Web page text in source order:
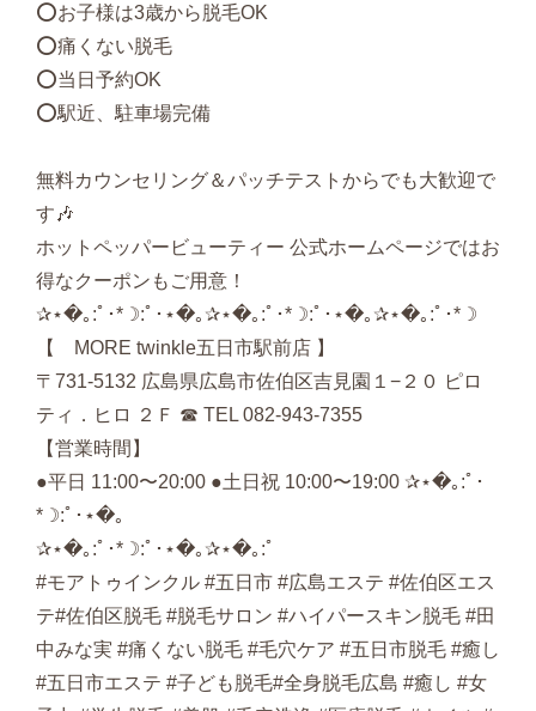
⭕️お子様は3歳から脱毛OK
⭕️痛くない脱毛
⭕️当日予約OK
⭕️駅近、駐車場完備
無料カウンセリング＆パッチテストからでも大歓迎で
す🎶
ホットペッパービューティー 公式ホームページではお
得なクーポンもご用意！
‪‪✰⋆�｡:ﾟ･*☽:ﾟ･⋆�｡✰⋆�｡:ﾟ･*☽:ﾟ･⋆�｡✰⋆�｡:ﾟ･*☽
【 MORE twinkle五日市駅前店 】
〒731-5132 広島県広島市佐伯区吉見園１−２０ ピロ
ティ．ヒロ ２Ｆ ☎︎ TEL 082-943-7355
【営業時間】
●平日 11:00〜20:00 ●土日祝 10:00〜19:00 ✰⋆�｡:ﾟ･
*☽:ﾟ･⋆�｡
✰⋆�｡:ﾟ･*☽:ﾟ･⋆�｡✰⋆�｡:ﾟ
#モアトゥインクル #五日市 #広島エステ #佐伯区エス
テ#佐伯区脱毛 #脱毛サロン #ハイパースキン脱毛 #田
中みな実 #痛くない脱毛 #毛穴ケア #五日市脱毛 #癒し
#五日市エステ #子ども脱毛#全身脱毛広島 #癒し #女